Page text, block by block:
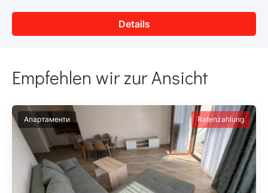
Details
Empfehlen wir zur Ansicht
Апартаменти Ratenzahlung